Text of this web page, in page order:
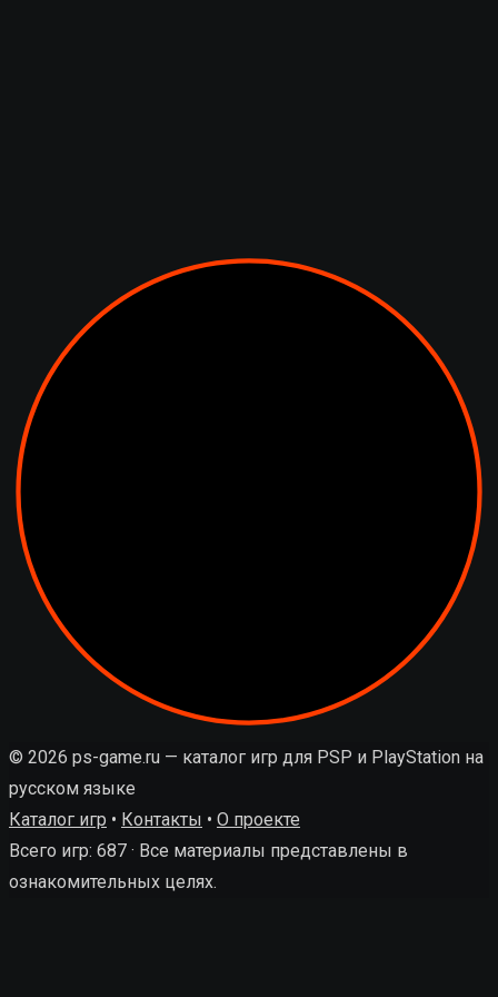
© 2026 ps-game.ru — каталог игр для PSP и PlayStation на
русском языке
Каталог игр • Контакты • О проекте
Всего игр: 687 · Все материалы представлены в
ознакомительных целях.